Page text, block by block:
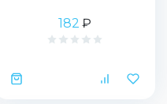
182 ₽